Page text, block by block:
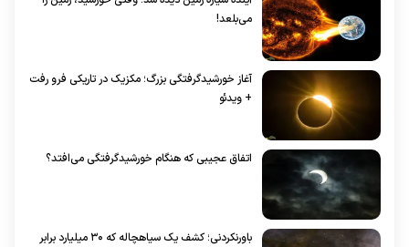
می‌بلعد!
آغاز خورشیدگرفتگی بزرگ؛ مکزیک در تاریکی فرو رفت
+ ویدئو
اتفاق عجیبی که هنگام خورشیدگرفتگی می‌افتد؟
باورنکردنی؛ کشف یک سیاهچاله‌ که ۳۰ میلیارد برابر